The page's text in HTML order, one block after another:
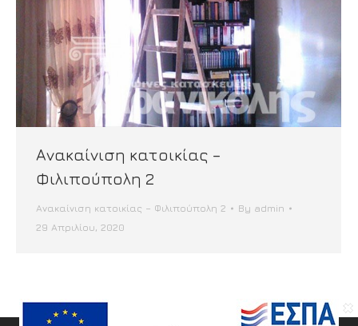
Ανακαίνιση κατοικίας –
Φιλιπούπολη 2
Ανακαίνιση κατοικίας – Φιλιπούπολη 2 By admin
29 Απριλίου, 2020